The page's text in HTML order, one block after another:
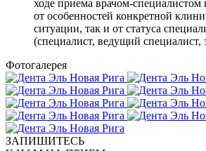
ходе приема врачом-специалистом
от особенностей конкретной
ситуации, так и от статуса
(специалист, ведущий специалист,
Фотогалерея
ЗАПИШИТЕСЬ